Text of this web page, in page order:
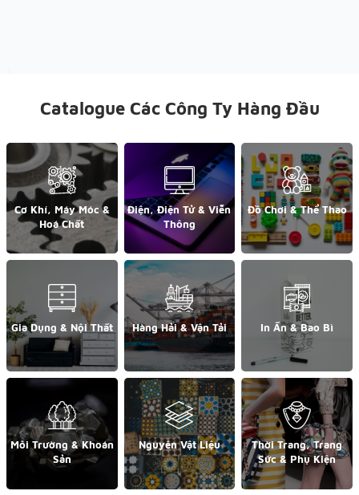
Catalogue Các Công Ty Hàng Đầu
Cơ Khí, Máy Móc &
Hoá Chất
Điện, Điện Tử & Viễn
Thông
Đồ Chơi & Thể Thao
Gia Dụng & Nội Thất Hàng Hải & Vận Tải In Ấn & Bao Bì
Môi Trường & Khoán
Sản
Nguyên Vật Liệu
Thời Trang, Trang
Sức & Phụ Kiện